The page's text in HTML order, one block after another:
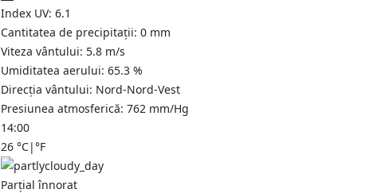
Index UV: 6.1
Cantitatea de precipitații: 0 mm
Viteza vântului: 5.8 m/s
Umiditatea aerului: 65.3 %
Direcția vântului: Nord-Nord-Vest
Presiunea atmosferică: 762 mm/Hg
14:00
26 °C|°F
Parțial înnorat